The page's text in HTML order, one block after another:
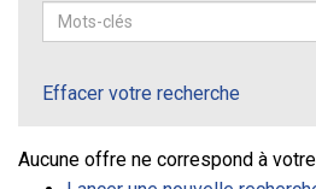
Effacer votre recherche
Aucune offre ne correspond à